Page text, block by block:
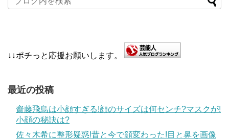
↓↓ポチっと応援お願いします。
最近の投稿
齋藤飛鳥は小顔すぎる!顔のサイズは何センチ?マスクが!
小顔の秘訣は?
佐々木希に整形疑惑!昔と今で顔変わった!目と鼻を画像